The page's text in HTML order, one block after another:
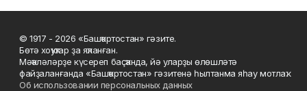
© 1917 - 2026 «Башҡортостан» гәзите.
Бөтә хоҡуҡтар ҙа яҡланған.
Мәҡәләләрҙе күсереп баҫҡанда, йә уларҙы өлөшләтә
файҙаланғанда «Башҡортостан» гәзитенә һылтанма яһау мотлаҡ.
Об использовании персональных данных